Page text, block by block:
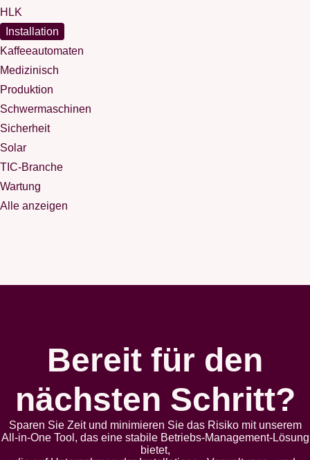
HLK
Installation
Kaffeeautomaten
Medizinisch
Produktion
Schwermaschinen
Sicherheit
Solar
TIC-Branche
Wartung
Alle anzeigen
Bereit für den
nächsten Schritt?
Sparen Sie Zeit und minimieren Sie das Risiko mit unserem
All-in-One Tool, das eine stabile Betriebs-Management-Lösung
bietet,